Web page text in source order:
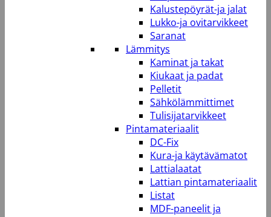
Kalustepöyrät-ja jalat
Lukko-ja ovitarvikkeet
Saranat
Lämmitys
Kaminat ja takat
Kiukaat ja padat
Pelletit
Sähkölämmittimet
Tulisijatarvikkeet
Pintamateriaalit
DC-Fix
Kura-ja käytävämatot
Lattialaatat
Lattian pintamateriaalit
Listat
MDF-paneelit ja